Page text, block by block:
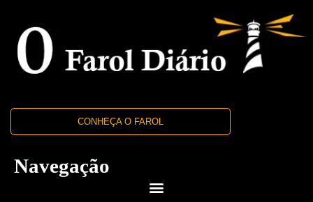
CONHEÇA O FAROL
Navegação